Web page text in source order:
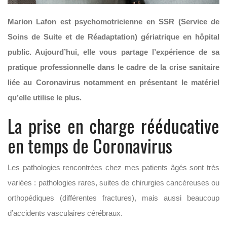
Marion Lafon est psychomotricienne en SSR (Service de
Soins de Suite et de Réadaptation) gériatrique en hôpital
public. Aujourd’hui, elle vous partage l’expérience de sa
pratique professionnelle dans le cadre de la crise sanitaire
liée au Coronavirus notamment en présentant le matériel
qu’elle utilise le plus.
La prise en charge rééducative
en temps de Coronavirus
Les pathologies rencontrées chez mes patients âgés sont très
variées : pathologies rares, suites de chirurgies cancéreuses ou
orthopédiques (différentes fractures), mais aussi beaucoup
d’accidents vasculaires cérébraux.